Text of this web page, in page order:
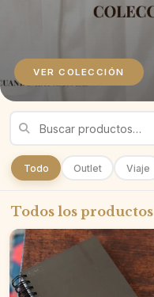
VER COLECCIÓN
Todo Outlet Viaje
Todos los productos